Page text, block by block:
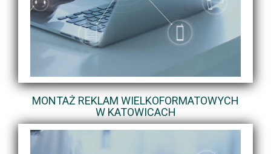
MONTAŻ REKLAM WIELKOFORMATOWYCH
W KATOWICACH